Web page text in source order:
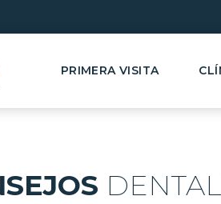
PRIMERA VISITA